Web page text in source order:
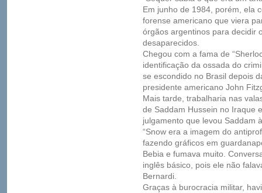
Em junho de 1984, porém, ela
forense americano que viera
órgãos argentinos para decidir
desaparecidos.
Chegou com a fama de
identificação da ossada do
se escondido no Brasil depois
presidente americano John
Mais tarde, trabalharia nas
de Saddam Hussein no Iraque
julgamento que levou Saddam
“Snow era a imagem do
fazendo gráficos em
Bebia e fumava muito.
inglês básico, pois ele não
Bernardi.
Graças à burocracia militar,